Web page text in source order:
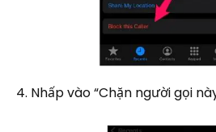
4. Nhấp vào “Chặn người gọi